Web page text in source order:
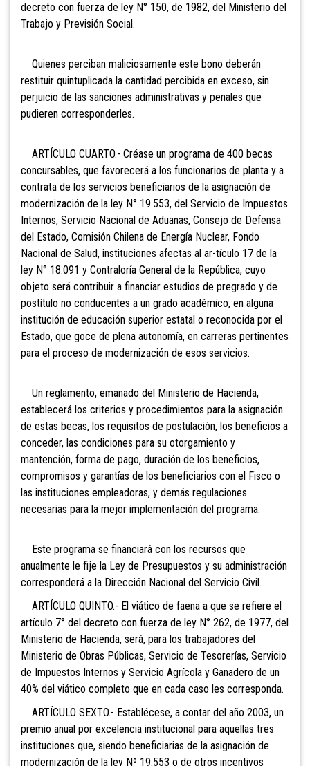
decreto con fuerza de ley N° 150, de 1982, del Ministerio del
Trabajo y Previsión Social.
Quienes perciban maliciosamente este bono deberán
restituir quintuplicada la cantidad percibida en exceso, sin
perjuicio de las sanciones administrativas y penales que
pudieren corresponderles.
ARTÍCULO CUARTO.- Créase un programa de 400 becas
concursables, que favorecerá a los funcionarios de planta y a
contrata de los servicios beneficiarios de la asignación de
modernización de la ley N° 19.553, del Servicio de Impuestos
Internos, Servicio Nacional de Aduanas, Consejo de Defensa
del Estado, Comisión Chilena de Energía Nuclear, Fondo
Nacional de Salud, instituciones afectas al ar-tículo 17 de la
ley N° 18.091 y Contraloría General de la República, cuyo
objeto será contribuir a financiar estudios de pregrado y de
postítulo no conducentes a un grado académico, en alguna
institución de educación superior estatal o reconocida por el
Estado, que goce de plena autonomía, en carreras pertinentes
para el proceso de modernización de esos servicios.
Un reglamento, emanado del Ministerio de Hacienda,
establecerá los criterios y procedimientos para la asignación
de estas becas, los requisitos de postulación, los beneficios a
conceder, las condiciones para su otorgamiento y
mantención, forma de pago, duración de los beneficios,
compromisos y garantías de los beneficiarios con el Fisco o
las instituciones empleadoras, y demás regulaciones
necesarias para la mejor implementación del programa.
Este programa se financiará con los recursos que
anualmente le fije la Ley de Presupuestos y su administración
corresponderá a la Dirección Nacional del Servicio Civil.
ARTÍCULO QUINTO.- El viático de faena a que se refiere el
artículo 7° del decreto con fuerza de ley N° 262, de 1977, del
Ministerio de Hacienda, será, para los trabajadores del
Ministerio de Obras Públicas, Servicio de Tesorerías, Servicio
de Impuestos Internos y Servicio Agrícola y Ganadero de un
40% del viático completo que en cada caso les corresponda.
ARTÍCULO SEXTO.- Establécese, a contar del año 2003, un
premio anual por excelencia institucional para aquellas tres
instituciones que, siendo beneficiarias de la asignación de
modernización de la ley Nº 19.553 o de otros incentivos